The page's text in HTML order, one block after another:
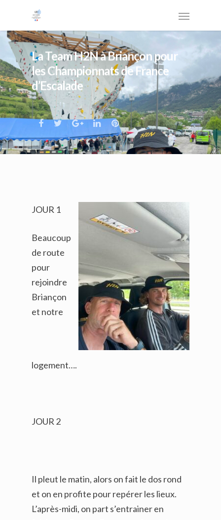
La Team H2N à Briançon pour
les Championnats de France
d’Escalade
JOUR 1
Beaucoup
de route
pour
rejoindre
Briançon
et notre
logement….
JOUR 2
Il pleut le matin, alors on fait le dos rond
et on en profite pour repérer les lieux.
L’après-midi, on part s’entrainer en